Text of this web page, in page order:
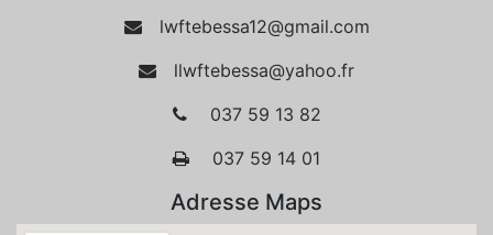
lwftebessa12@gmail.com
llwftebessa@yahoo.fr
037 59 13 82
037 59 14 01
Adresse Maps